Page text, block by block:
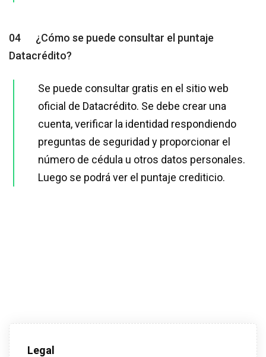
04
¿Cómo se puede consultar el puntaje
Datacrédito?
Se puede consultar gratis en el sitio web
oficial de Datacrédito. Se debe crear una
cuenta, verificar la identidad respondiendo
preguntas de seguridad y proporcionar el
número de cédula u otros datos personales.
Luego se podrá ver el puntaje crediticio.
Legal